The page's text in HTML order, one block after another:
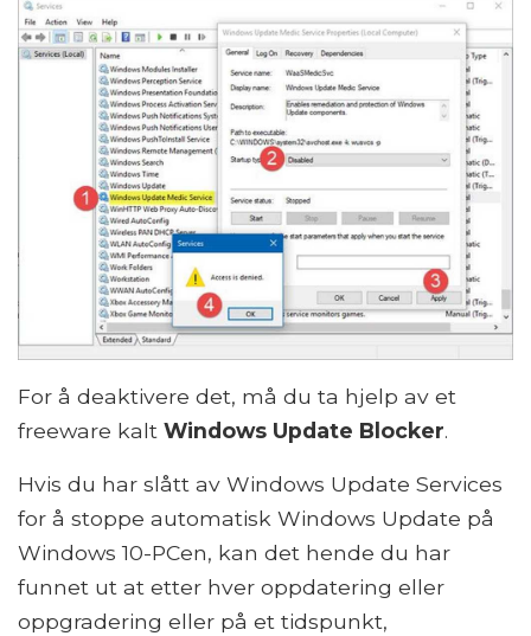
For å deaktivere det, må du ta hjelp av et
freeware kalt Windows Update Blocker.
Hvis du har slått av Windows Update Services
for å stoppe automatisk Windows Update på
Windows 10-PCen, kan det hende du har
funnet ut at etter hver oppdatering eller
oppgradering eller på et tidspunkt,